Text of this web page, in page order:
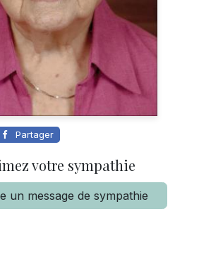
Partager
votre sympathie
un message de sympathie